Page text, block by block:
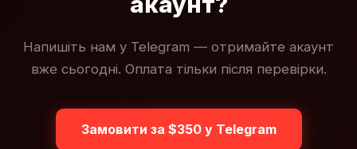
Напишіть нам у Telegram — отримайте акаунт
вже сьогодні. Оплата тільки після перевірки.
Замовити за $350 у Telegram